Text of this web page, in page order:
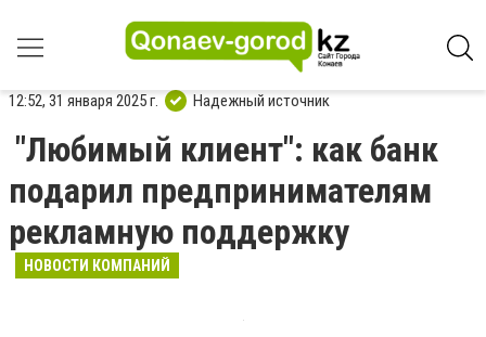
12:52, 31 января 2025 г. Надежный источник
"Любимый клиент": как банк
подарил предпринимателям
рекламную поддержку
НОВОСТИ КОМПАНИЙ